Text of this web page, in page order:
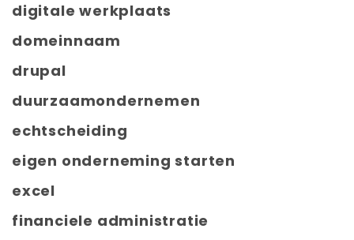
digitale werkplaats
domeinnaam
drupal
duurzaamondernemen
echtscheiding
eigen onderneming starten
excel
financiele administratie